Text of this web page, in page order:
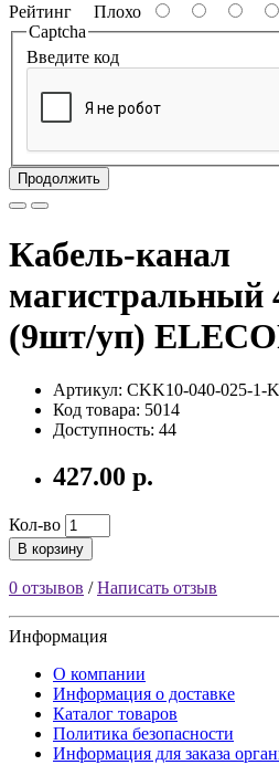
Рейтинг Плохо
Captcha
Введите код
Продолжить
Кабель-канал
магистральный
(9шт/уп)
Артикул: CKK10-040-025-1-
Код товара: 5014
Доступность: 44
427.00 р.
Кол-во
В корзину
0 отзывов /Написать отзыв
Информация
О компании
Информация о доставке
Каталог товаров
Политика безопасности
Информация для заказа